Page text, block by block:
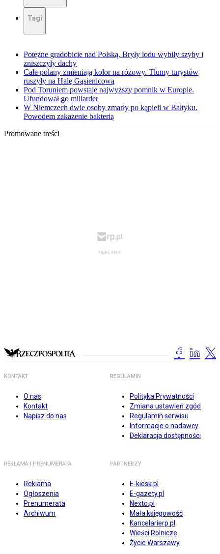
Tagi
Potężne gradobicie nad Polską. Bryły lodu wybiły szyby i
zniszczyły dachy
Całe polany zmieniają kolor na różowy. Tłumy turystów
ruszyły na Halę Gąsienicową
Pod Toruniem powstaje najwyższy pomnik w Europie.
Ufundował go miliarder
W Niemczech dwie osoby zmarły po kąpieli w Bałtyku.
Powodem zakażenie bakterią
Promowane treści
KONTAKT
O nas
Kontakt
Napisz do nas
REGULAMIN
Polityka Prywatności
Zmiana ustawień zgód
Regulamin serwisu
Informacje o nadawcy
Deklaracja dostępności
REKLAMA I PRENUMERATA
Reklama
Ogłoszenia
Prenumerata
Archiwum
PARTNERZY
E-kiosk.pl
E-gazety.pl
Nexto.pl
Mała księgowość
Kancelarierp.pl
Wieści Rolnicze
Życie Warszawy